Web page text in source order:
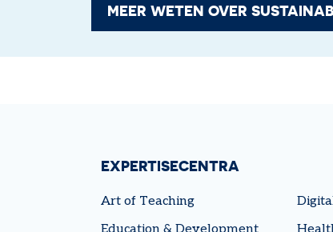
MEER WETEN OVER
EXPERTISECENTRA
Art of Teaching